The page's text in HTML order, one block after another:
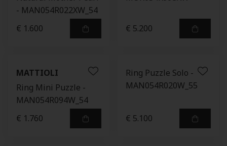
- MAN054R022XW_54
€ 1.600
€ 5.200
MATTIOLI
Ring Mini Puzzle -
MAN054R094W_54
€ 1.760
Ring Puzzle Solo -
MAN054R020W_55
€ 5.100